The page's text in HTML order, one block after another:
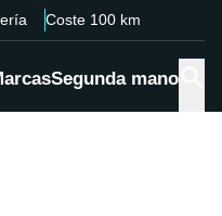
Coste 100 km
Segunda mano